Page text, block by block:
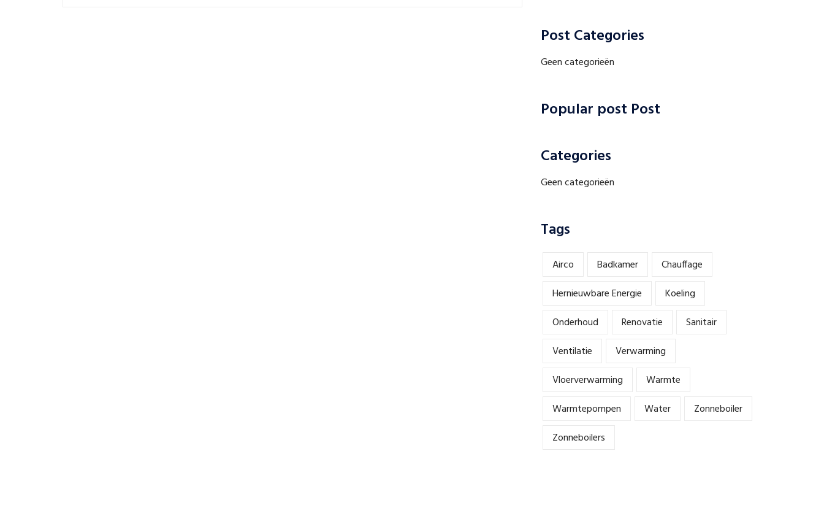
Post Categories
Geen categorieën
Popular post Post
Categories
Geen categorieën
Tags
Airco Badkamer
Chauffage
Hernieuwbare Energie
Koeling
Onderhoud
Renovatie
Sanitair
Ventilatie
Verwarming
Vloerverwarming
Warmte
Warmtepompen
Water
Zonneboiler
Zonneboilers